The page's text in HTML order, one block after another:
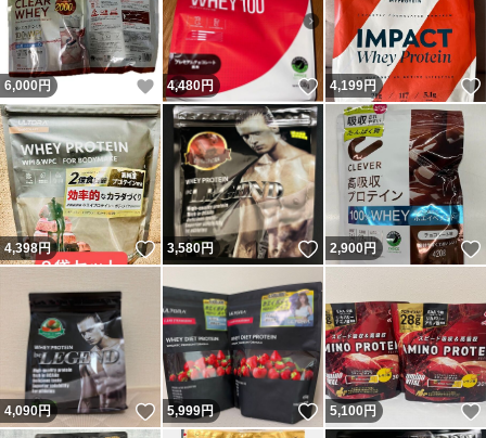
6,000 円 いいね！
4,480円 いいね！
4,199円
4,398円 いいね！
3,580円 いいね！
2,900円
4,090円 いいね！
5,999円 いいね！
5,100 円